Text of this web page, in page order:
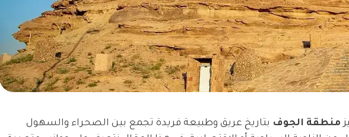
منطقة الجوف بتاريخ عريق وطبيعة فريدة تجمع بين الصحراء والسهول